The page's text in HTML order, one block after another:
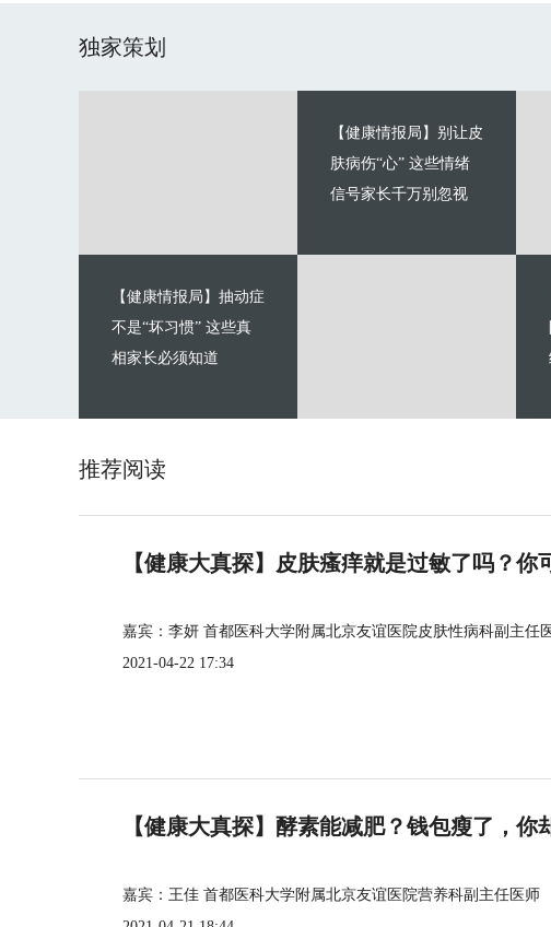
独家策划
【健康情报局】别让皮
肤病伤“心” 这些情绪
信号家长千万别忽视
【健康情报局】抽动症
不是“坏习惯” 这些真
相家长必须知道
推荐阅读
【健康大真探】皮肤瘙痒就是过敏了吗？你
嘉宾：李妍 首都医科大学附属北京友谊医院皮肤性病科副主任
2021-04-22 17:34
【健康大真探】酵素能减肥？钱包瘦了，你
嘉宾：王佳 首都医科大学附属北京友谊医院营养科副主任医师